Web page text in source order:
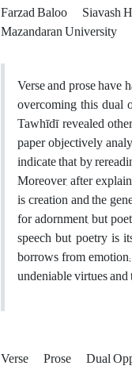
Farzad Baloo
Siavash
Mazandaran University
Verse and prose have
overcoming this dual
Tawhīdī revealed
paper objectively
indicate that by
Moreover, after
is creation and the
for adornment, but
speech but poetry is
borrows from
undeniable virtues
Verse Prose Dual